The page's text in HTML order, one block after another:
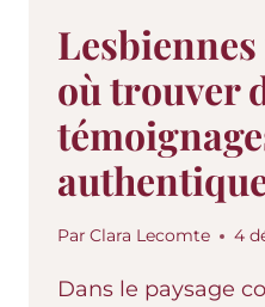
où trouver
Par Clara Lecomte 4
Dans le paysage